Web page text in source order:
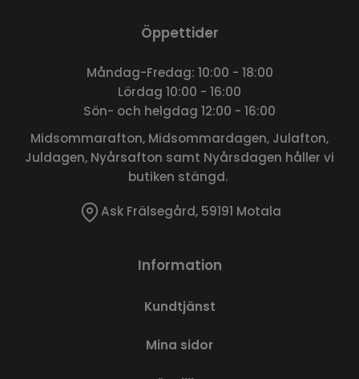
Öppettider
Måndag-Fredag: 10:00 - 18:00
Lördag 10:00 - 16:00
Sön- och helgdag 12:00 - 16:00
Midsommarafton, Midsommardagen, Julafton,
Juldagen, Nyårsafton samt Nyårsdagen håller vi
butiken stängd.
Ask Frälsegård, 59191 Motala
Information
Kundtjänst
Mina sidor